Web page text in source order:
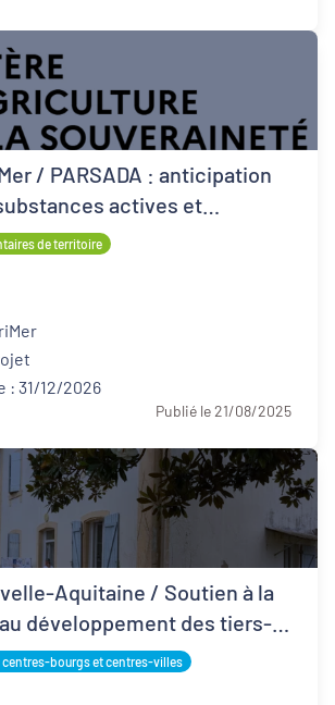
/ PARSADA : anticipation
actives et
pour les cultures
de territoire
: 31/12/2026
Publié le 21/08/2025
Aquitaine / Soutien à la
développement des tiers-
centres-bourgs et centres-villes